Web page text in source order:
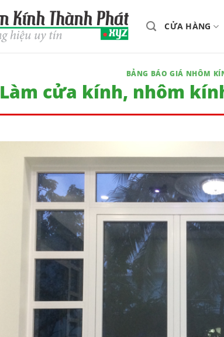
CỬA HÀNG
BẢNG BÁO GIÁ NHÔM
Làm cửa kính, nhôm